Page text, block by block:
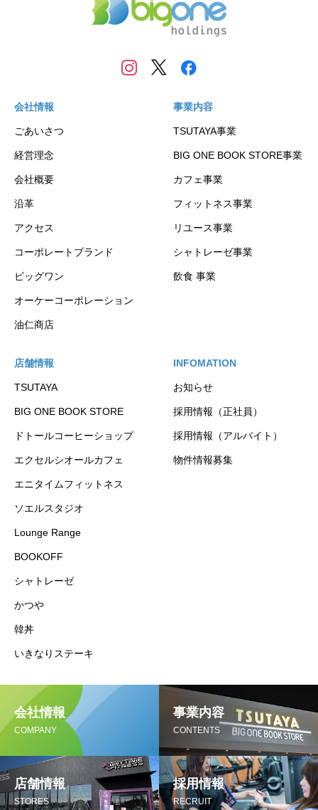
会社情報
ごあいさつ
経営理念
会社概要
沿革
アクセス
コーポレートブランド
ビッグワン
オーケーコーポレーション
油仁商店
事業内容
TSUTAYA事業
BIG ONE BOOK STORE事業
カフェ事業
フィットネス事業
リユース事業
シャトレーゼ事業
飲食 事業
店舗情報
TSUTAYA
BIG ONE BOOK STORE
ドトールコーヒーショップ
エクセルシオールカフェ
エニタイムフィットネス
ソエルスタジオ
Lounge Range
BOOKOFF
シャトレーゼ
かつや
韓丼
いきなりステーキ
INFOMATION
お知らせ
採用情報（正社員）
採用情報（アルバイト）
物件情報募集
会社情報
COMPANY
事業内容
CONTENTS
店舗情報
STORES
採用情報
RECRUIT